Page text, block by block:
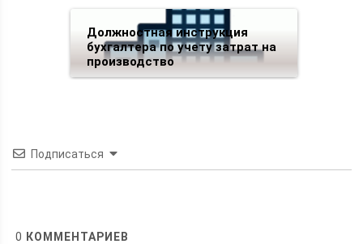
Должностная инструкция
бухгалтера по учету затрат на
производство
Подписаться
0 КОММЕНТАРИЕВ